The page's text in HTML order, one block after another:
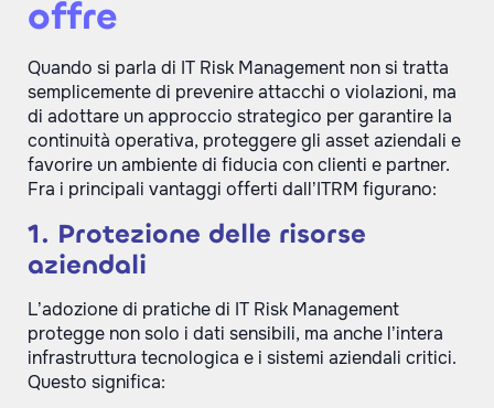
offre
Quando si parla di IT Risk Management non si tratta
semplicemente di prevenire attacchi o violazioni, ma
di adottare un approccio strategico per garantire la
continuità operativa, proteggere gli asset aziendali e
favorire un ambiente di fiducia con clienti e partner.
Fra i principali vantaggi offerti dall’ITRM figurano:
1. Protezione delle risorse
aziendali
L’adozione di pratiche di IT Risk Management
protegge non solo i dati sensibili, ma anche l’intera
infrastruttura tecnologica e i sistemi aziendali critici.
Questo significa: